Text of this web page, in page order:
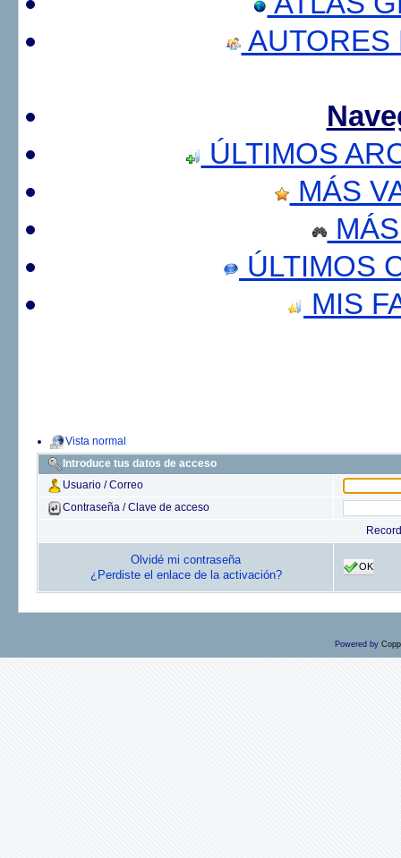
AUTORES
ÚLTIMOS
MÁS
ÚLTIMOS
MIS
Vista normal
Introduce tus datos de acceso
Usuario / Correo
Contraseña / Clave de acceso
Olvidé mi contraseña
¿Perdiste el enlace de la activación?
OK
Powered by